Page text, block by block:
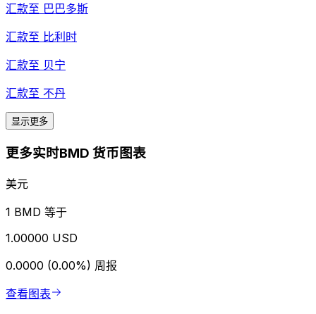
汇款至 巴巴多斯
汇款至 比利时
汇款至 贝宁
汇款至 不丹
显示更多
更多实时BMD 货币图表
美元
1 BMD 等于
1.00000 USD
0.0000 (0.00%) 周报
查看图表